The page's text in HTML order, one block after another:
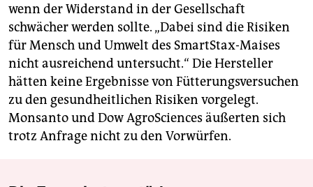
wenn der Widerstand in der Gesellschaft
schwächer werden sollte. „Dabei sind die Risiken
für Mensch und Umwelt des SmartStax-Maises
nicht ausreichend untersucht.“ Die Hersteller
hätten keine Ergebnisse von Fütterungsversuchen
zu den gesundheitlichen Risiken vorgelegt.
Monsanto und Dow AgroSciences äußerten sich
trotz Anfrage nicht zu den Vorwürfen.